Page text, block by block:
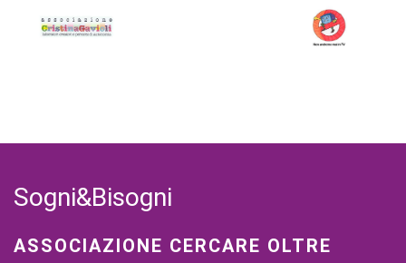
Sogni&Bisogni
ASSOCIAZIONE CERCARE OLTRE